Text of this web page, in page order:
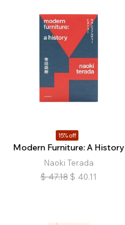
15% off
Modern Furniture: A History
Naoki Terada
$ 47.18 $ 40.11